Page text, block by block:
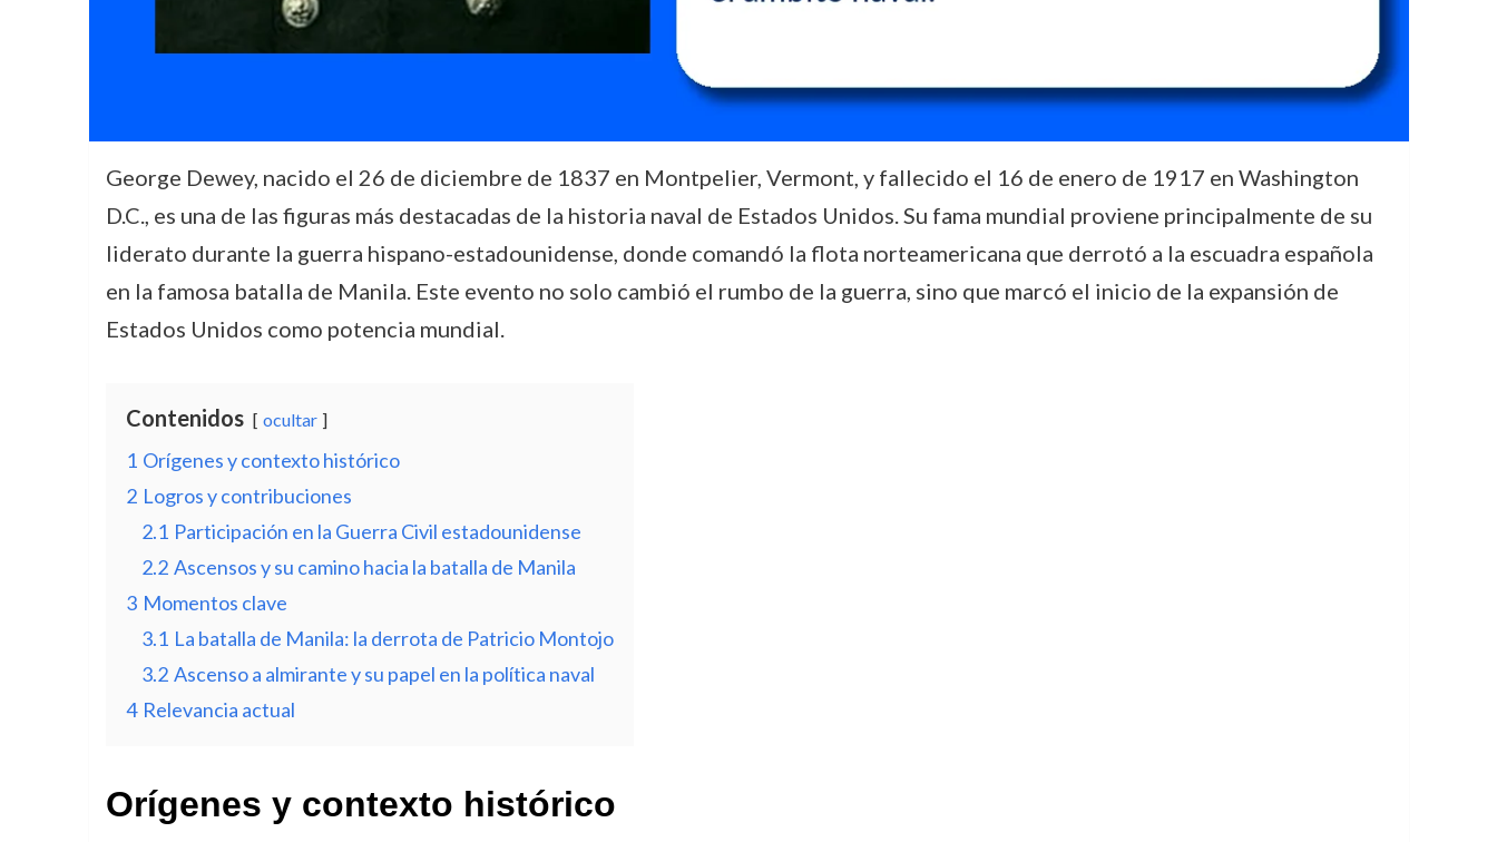
George Dewey, nacido el 26 de diciembre de 1837 en Montpelier, Vermont, y fallecido el 16 de enero de 1917 en Washington
D.C., es una de las figuras más destacadas de la historia naval de Estados Unidos. Su fama mundial proviene principalmente de su
liderato durante la guerra hispano-estadounidense, donde comandó la flota norteamericana que derrotó a la escuadra española
en la famosa batalla de Manila. Este evento no solo cambió el rumbo de la guerra, sino que marcó el inicio de la expansión de
Estados Unidos como potencia mundial.
Contenidos ocultar
1 Orígenes y contexto histórico
2 Logros y contribuciones
2.1 Participación en la Guerra Civil estadounidense
2.2 Ascensos y su camino hacia la batalla de Manila
3 Momentos clave
3.1 La batalla de Manila: la derrota de Patricio Montojo
3.2 Ascenso a almirante y su papel en la política naval
4 Relevancia actual
Orígenes y contexto histórico